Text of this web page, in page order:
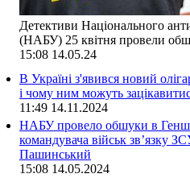
Детективи Національного
(НАБУ) 25 квітня провели
15:08 14.05.24
В Україні з'явився новий
і чому ним можуть
11:49 14.11.2024
НАБУ провело обшуки в
командувача військ зв’язку
Пашинський
15:08 14.05.2024